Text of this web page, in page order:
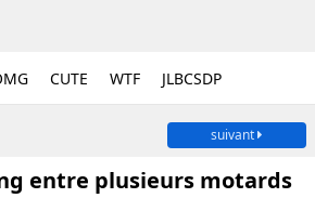
CUTE WTF JLBCSDP
suivant
entre plusieurs motards